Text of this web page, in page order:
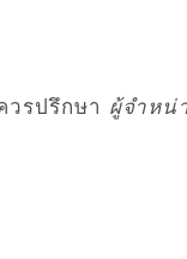
วรปรึกษา ผู้จำหน่